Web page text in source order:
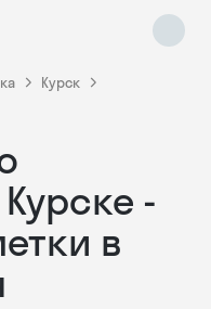
Курск
-
в